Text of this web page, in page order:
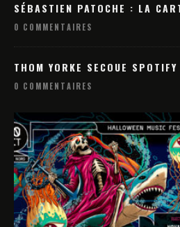
SÉBASTIEN PATOCHE : LA
0 COMMENTAIRES
THOM YORKE SECOUE
0 COMMENTAIRES